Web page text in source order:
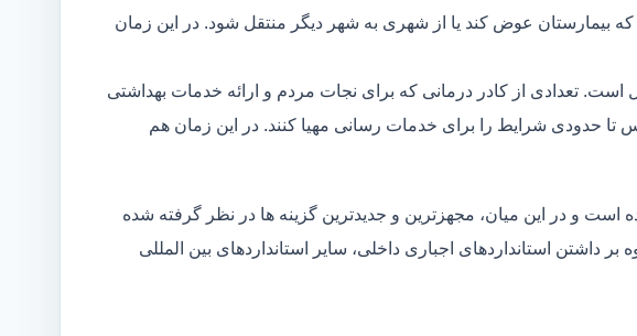
بیمارستان عوض کند یا از شهری به شهر دیگر منتقل شود. در این زمان
است. تعدادی از کادر درمانی که برای نجات مردم و ارائه خدمات بهداشتی
تا حدودی شرایط را برای خدمات رسانی مهیا کنند. در این زمان هم
است و در این میان، مجهزترین و جدیدترین گزینه ها در نظر گرفته شده
بر داشتن استانداردهای اجباری داخلی، سایر استانداردهای بین المللی